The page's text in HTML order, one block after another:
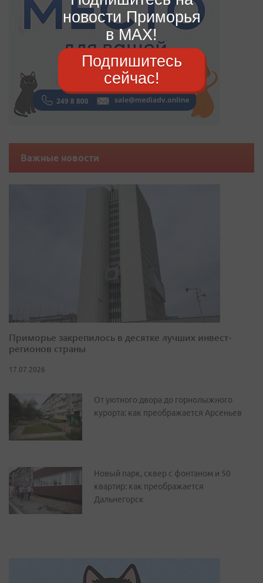
Важные новости
Приморье закрепилось в десятке лучших инвест-
регионов страны
17.07.2026
От уютного двора до горнолыжного
курорта: как преображается Арсеньев
Новый парк, сквер с фонтаном и 50
квартир: как преображается
Дальнегорск
новости Приморья
в MAX!
Подпишитесь
сейчас!